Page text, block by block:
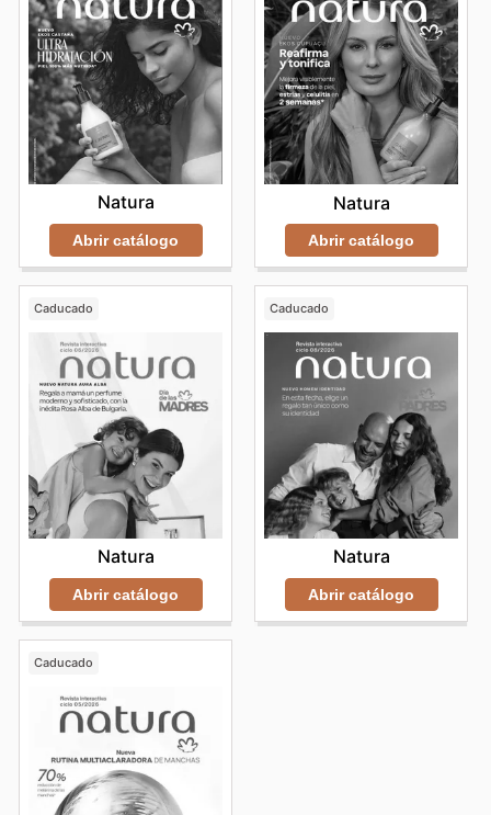
Natura
Abrir catálogo
Natura
Abrir catálogo
Caducado
Natura
Abrir catálogo
Caducado
Natura
Abrir catálogo
Caducado